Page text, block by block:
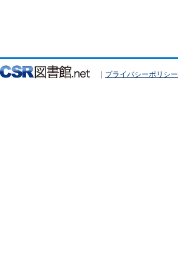
｜ プライバシーポリシー